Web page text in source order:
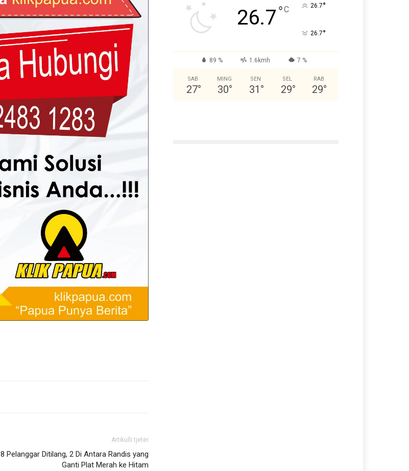
Artikulli tjetër
8 Pelanggar Ditilang, 2 Di Antara Randis yang
Ganti Plat Merah ke Hitam
26.7°C 26.7°
26.7°
89 % 1.6kmh 7 %
SAB
27°
MING
30°
SEN
31 °
SEL
29°
RAB
29°